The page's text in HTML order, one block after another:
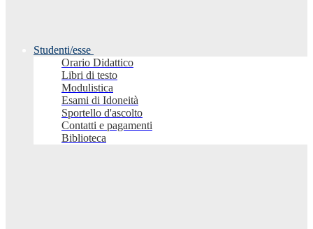
Studenti/esse
Orario Didattico
Libri di testo
Modulistica
Esami di Idoneità
Sportello d'ascolto
Contatti e pagamenti
Biblioteca